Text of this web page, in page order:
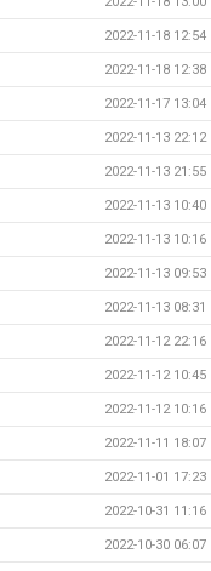
2022-11-18 12:54
2022-11-18 12:38
2022-11-17 13:04
2022-11-13 22:12
2022-11-13 21:55
2022-11-13 10:40
2022-11-13 10:16
2022-11-13 09:53
2022-11-13 08:31
2022-11-12 22:16
2022-11-12 10:45
2022-11-12 10:16
2022-11-11 18:07
2022-11-01 17:23
2022-10-31 11:16
2022-10-30 06:07